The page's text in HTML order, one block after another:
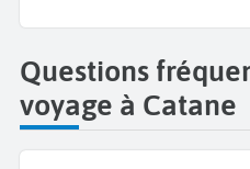
Questions
voyage à Catane